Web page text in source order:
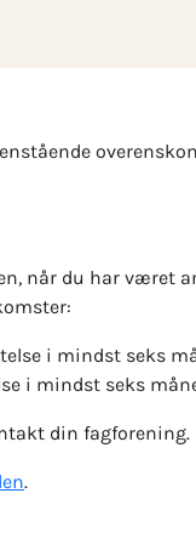
når du har været
i mindst seks
i mindst seks
din fagforening.
.